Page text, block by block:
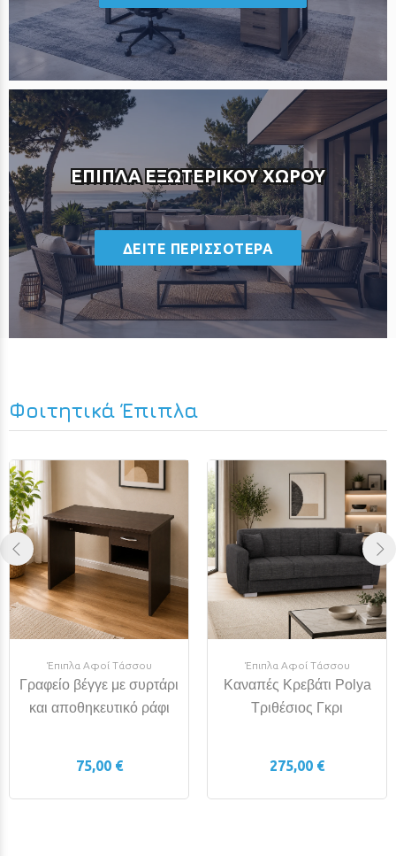
ΕΠΙΠΛΑ ΕΞΩΤΕΡΙΚΟΥ ΧΩΡΟΥ
ΔΕΙΤΕ ΠΕΡΙΣΣΟΤΕΡΑ
Φοιτητικά Έπιπλα
Έπιπλα Αφοί Τάσσου
Γραφείο βέγγε με συρτάρι
και αποθηκευτικό ράφι
75,00 €
Έπιπλα Αφοί Τάσσου
Καναπές Κρεβάτι Polya
Τριθέσιος Γκρι
275,00 €